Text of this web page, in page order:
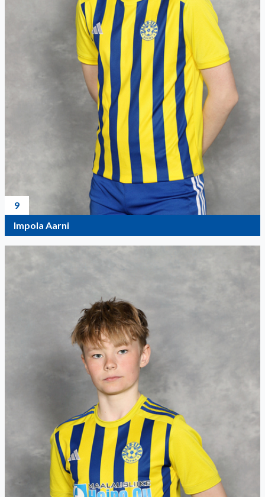
9
Impola Aarni